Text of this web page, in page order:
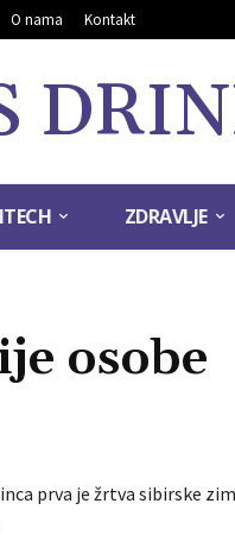
O nama Kontakt
ZDRAVLJE
osobe
prva je žrtva sibirske